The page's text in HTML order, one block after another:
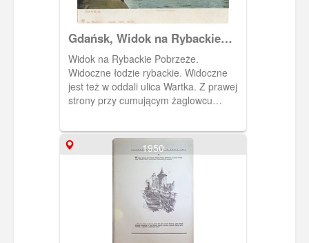
Gdańsk, Widok na Rybackie
Pobrzeże
Widok na Rybackie Pobrzeże.
Widoczne łodzie rybackie. Widoczne
jest też w oddali ulica Wartka. Z prawej
strony przy cumującym żaglowcu
na Ołowiance.
1950